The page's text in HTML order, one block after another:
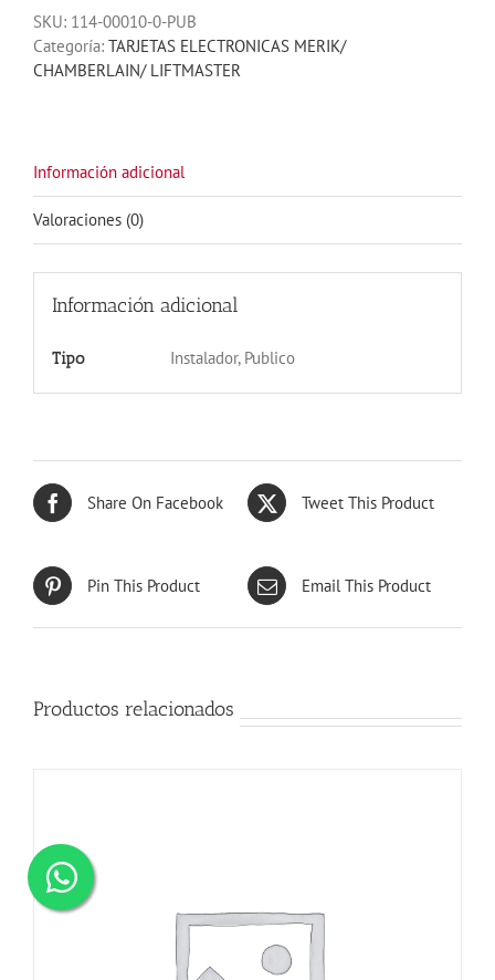
SKU: 114-00010-0-PUB
Categoría: TARJETAS ELECTRONICAS MERIK/
CHAMBERLAIN/ LIFTMASTER
Información adicional
Valoraciones (0)
Información adicional
Tipo Instalador, Publico
Share On Facebook Tweet This Product
Pin This Product Email This Product
Productos relacionados